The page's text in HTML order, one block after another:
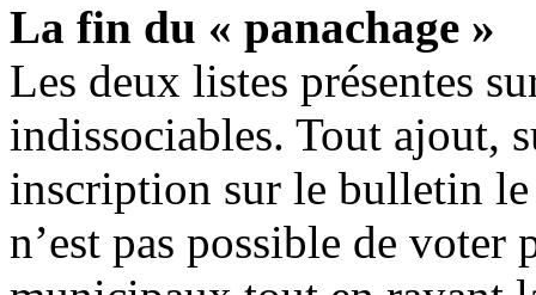
La fin du « panachage »
Les deux listes présentes
indissociables. Tout ajout,
inscription sur le bulletin
n’est pas possible de